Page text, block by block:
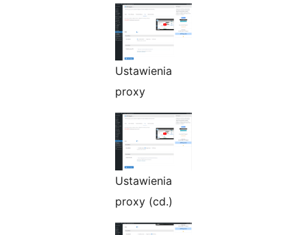
Ustawienia
proxy
Ustawienia
proxy (cd.)